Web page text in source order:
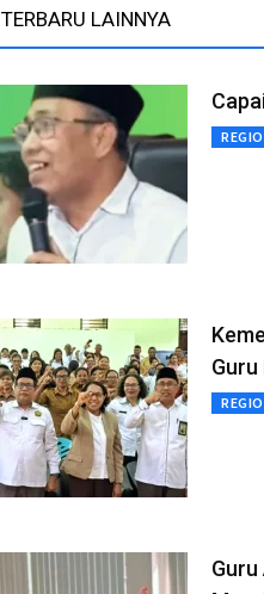
TERBARU LAINNYA
Guru